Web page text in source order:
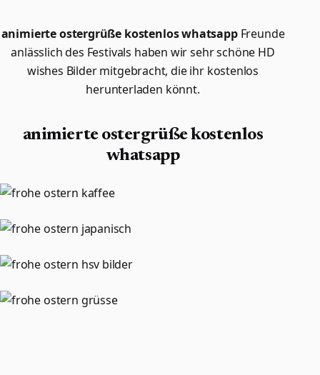
animierte ostergrüße kostenlos whatsappFreunde
anlässlich des Festivals haben wir sehr schöne HD
wishes Bilder mitgebracht, die ihr kostenlos
herunterladen könnt.
animierte ostergrüße kostenlos
whatsapp